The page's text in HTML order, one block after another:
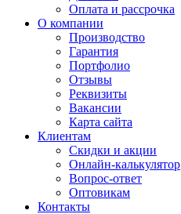
Оплата и рассрочка
О компании
Производство
Гарантия
Портфолио
Отзывы
Реквизиты
Вакансии
Карта сайта
Клиентам
Скидки и акции
Онлайн-калькулятор
Вопрос-ответ
Оптовикам
Контакты